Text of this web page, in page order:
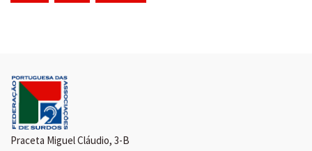
Praceta Miguel Cláudio, 3-B